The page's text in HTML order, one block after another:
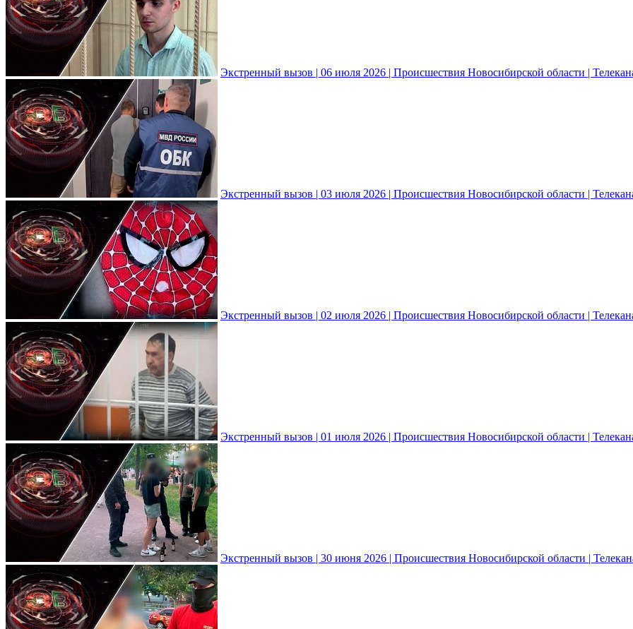
Экстренный вызов | 06 июля 2026 | Происшествия Новосибирской области |
Экстренный вызов | 03 июля 2026 | Происшествия Новосибирской области |
Экстренный вызов | 02 июля 2026 | Происшествия Новосибирской области |
Экстренный вызов | 01 июля 2026 | Происшествия Новосибирской области |
Экстренный вызов | 30 июня 2026 | Происшествия Новосибирской области |